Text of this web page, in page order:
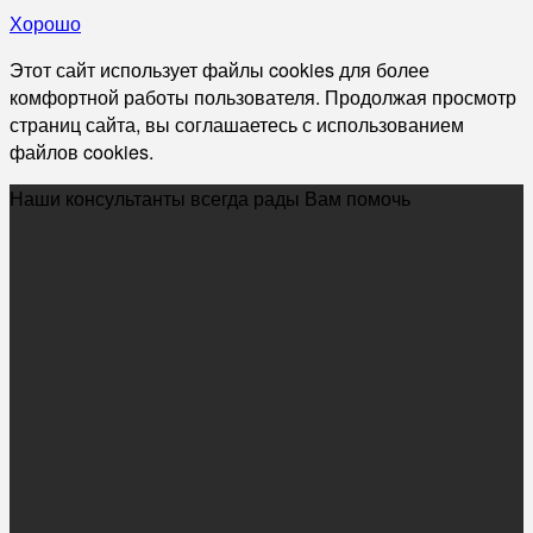
Хорошо
Этот сайт использует файлы cookies для более
комфортной работы пользователя. Продолжая просмотр
страниц сайта, вы соглашаетесь с использованием
файлов cookies.
Наши консультанты всегда рады Вам помочь